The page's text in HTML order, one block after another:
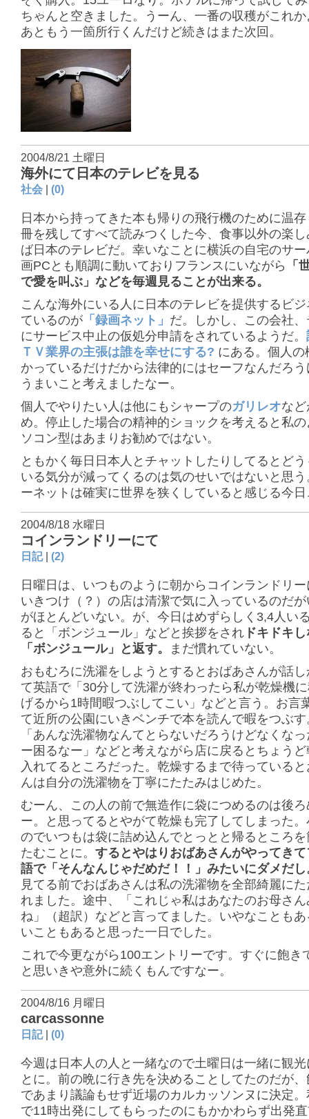
ちゃんと空きました。うーん、一番の収穫がこれ
あともう一箇所行くんだけど続きはまた次回。
2004/8/21 土曜日
海外にて日本のテレビを見る
社会 (0)
日本から持ってきた本も帰りの飛行機のために温
冊を残してすべて読みつくした今、食事以外の楽
ば日本のテレビだ。幸いなことに横浜の自宅のサ
画PCとも順調に動いておりフランスにいながら
「
で愛を叫ぶ」などを毎週見ることが出来る。
こんな海外にいる人に日本のテレビを提供するビ
ているのが 「録画ネット」 だ。しかし、この会社
にサービス中止の仮処分申請をされているようだ。
ＴＶ業界の主張は誰を幸せにする? にある。個人の
かっているだけだから法律的にはセーフなんだろ
うまいこと考えましたなー。
個人でやりたい人は他にもシャープのガリレオな
め。停止した場合の精神的ショックを考えると私
ソコン型はあまりお勧めではない。
ともかく毎日日本人とチャットしたりしてるとど
いる気分が減ってくるのは気のせいではないと思
ーネットは確実に世界を狭くしていると感じる今
2004/8/18 水曜日
コインランドリーにて
日記| (2)
日曜日は、いつものように朝からコインランドリ
いきつけ（？）の店は清潔で気に入っているのだ
がほとんどいない。が、今日はめずらしく3,4人い
ると「ボンジュール」などと挨拶をされ ドキドキ
「ボンジュール」と返す。
まだ慣れていない。
おもむろに洗濯をしようとするとおばあさんが話
て英語で「30分して洗濯が終わったら私が乾燥機
げるから1時間暇つぶしてこい」などと言う。お言
て近所の公園にいきベンチで本を読んで暇をつぶ
「あんな洗濯物なんてとらないだろうけどなくな
ー困るなー」などと考えながら店に戻るとちょう
入れてるところだった。乾燥するまで待っている
んは自分の洗濯物を丁寧にたたみはじめた。
むーん、この人の前で無造作に袋につめるのは後
ー。と思ってるとやがて乾燥も完了してしまった
のでいつもは袋に詰め込んでとっとと帰るところ
たむことに。 するとやはりおばあさんがやってき
語で「そんなんじゃだめだ！！」みたいにダメだし
見てる前でおばあさんは私の洗濯物を全部綺麗に
れました。途中、「これじゃ私はあなたのお母さ
ね」（超訳）などと言ってました。いやなことも
いこともあると思った一日でした。
これで今更ながら100エントリーです。すぐに飽き
と思いきや意外に続くもんですなー。
2004/8/16 月曜日
carcassonne
日記| (0)
今週は日本人の人と一緒なので土曜日は一緒に観
とに。前の晩に行き先を決めることしてたのだが
であまり議論もせず近場のカルカッソンヌに決定
で11時出発にしてもらったのにもかかわらず出発